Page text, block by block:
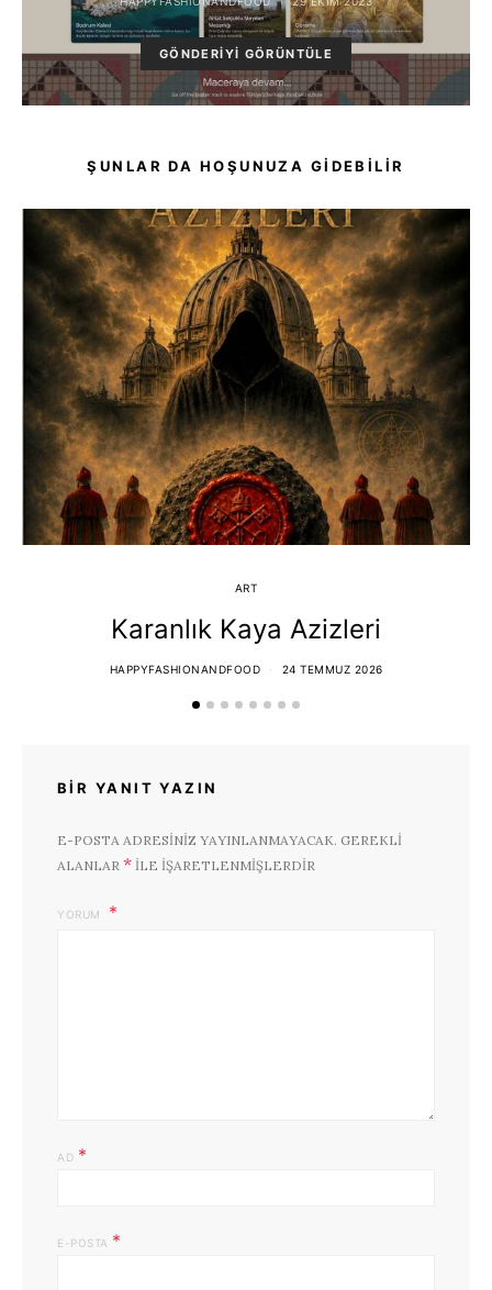
GÖNDERIYI GÖRÜNTÜLE
ŞUNLAR DA HOŞUNUZA GIDEBILIR
ART
Karanlık Kaya Azizleri
HAPPYFASHIONANDFOOD 24 TEMMUZ 2026
BIR YANIT YAZIN
E-POSTA ADRESINIZ YAYINLANMAYACAK. GEREKLI
ALANLAR * ILE IŞARETLENMIŞLERDIR
YORUM
AD *
E-POSTA *